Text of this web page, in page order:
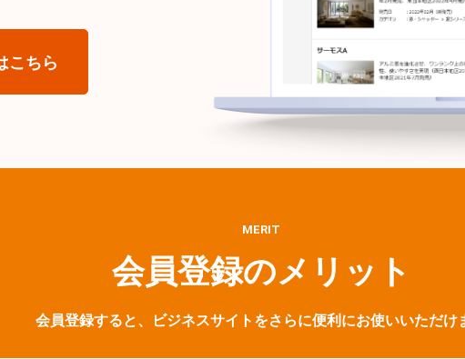
こちら
MERIT
会員登録のメリット
会員登録すると、ビジネスサイトをさらに便利にお使いいただけ